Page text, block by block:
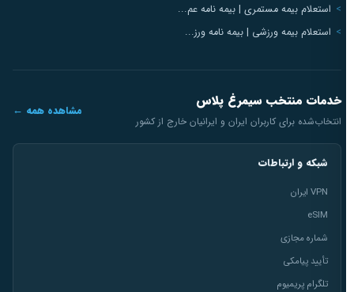
استعلام بیمه مستمری | بیمه نامه عم...
استعلام بیمه ورزشی | بیمه نامه ورز...
خدمات منتخب سیمرغ پلاس
انتخاب‌شده برای کاربران ایران و ایرانیان خارج از کشور
مشاهده همه ←
شبکه و ارتباطات
VPN ایران
eSIM
شماره مجازی
تأیید پیامکی
تلگرام پریمیوم